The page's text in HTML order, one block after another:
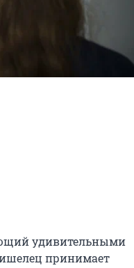
удивительными
принимает